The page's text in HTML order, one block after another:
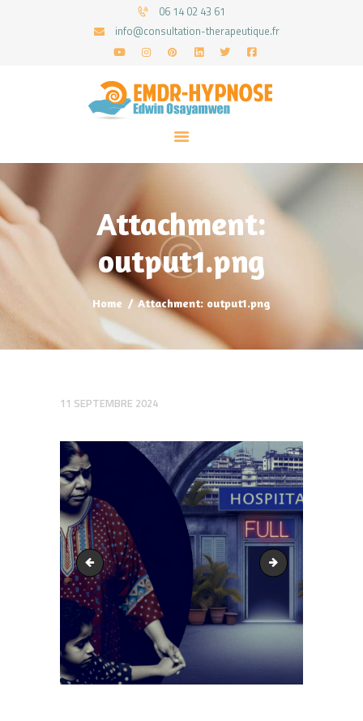
06 14 02 43 61
info@consultation-therapeutique.fr
Attachment:
output1.png
Home Attachment: output1.png
ACCUEIL
MON APPROCHE
ARTICLES
CONSULTATIONS
PRENEZ UN RDV
11 SEPTEMBRE 2024
output1.png output1.png